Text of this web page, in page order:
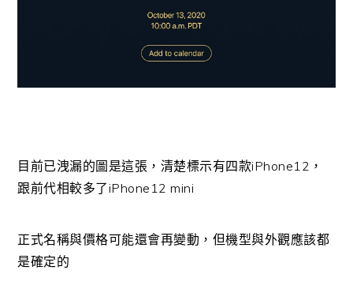
目前已洩漏的圖是這張，清楚標示有四款iPhone12，
跟前代相較多了iPhone12 mini
正式名稱與價格可能還會再變動，但機型與外觀應該都
是確定的